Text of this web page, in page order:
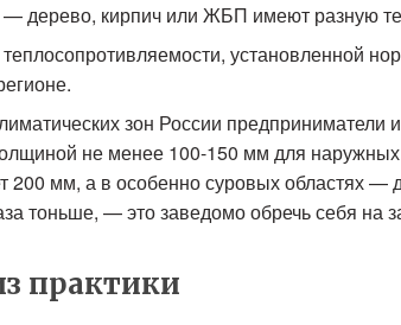
— дерево, кирпич или ЖБП имеют разную
установленной
зон России
не менее 100-150 мм для
200 мм, а в особенно суровых областях —
тоньше, — это заведомо обречь себя на
практики